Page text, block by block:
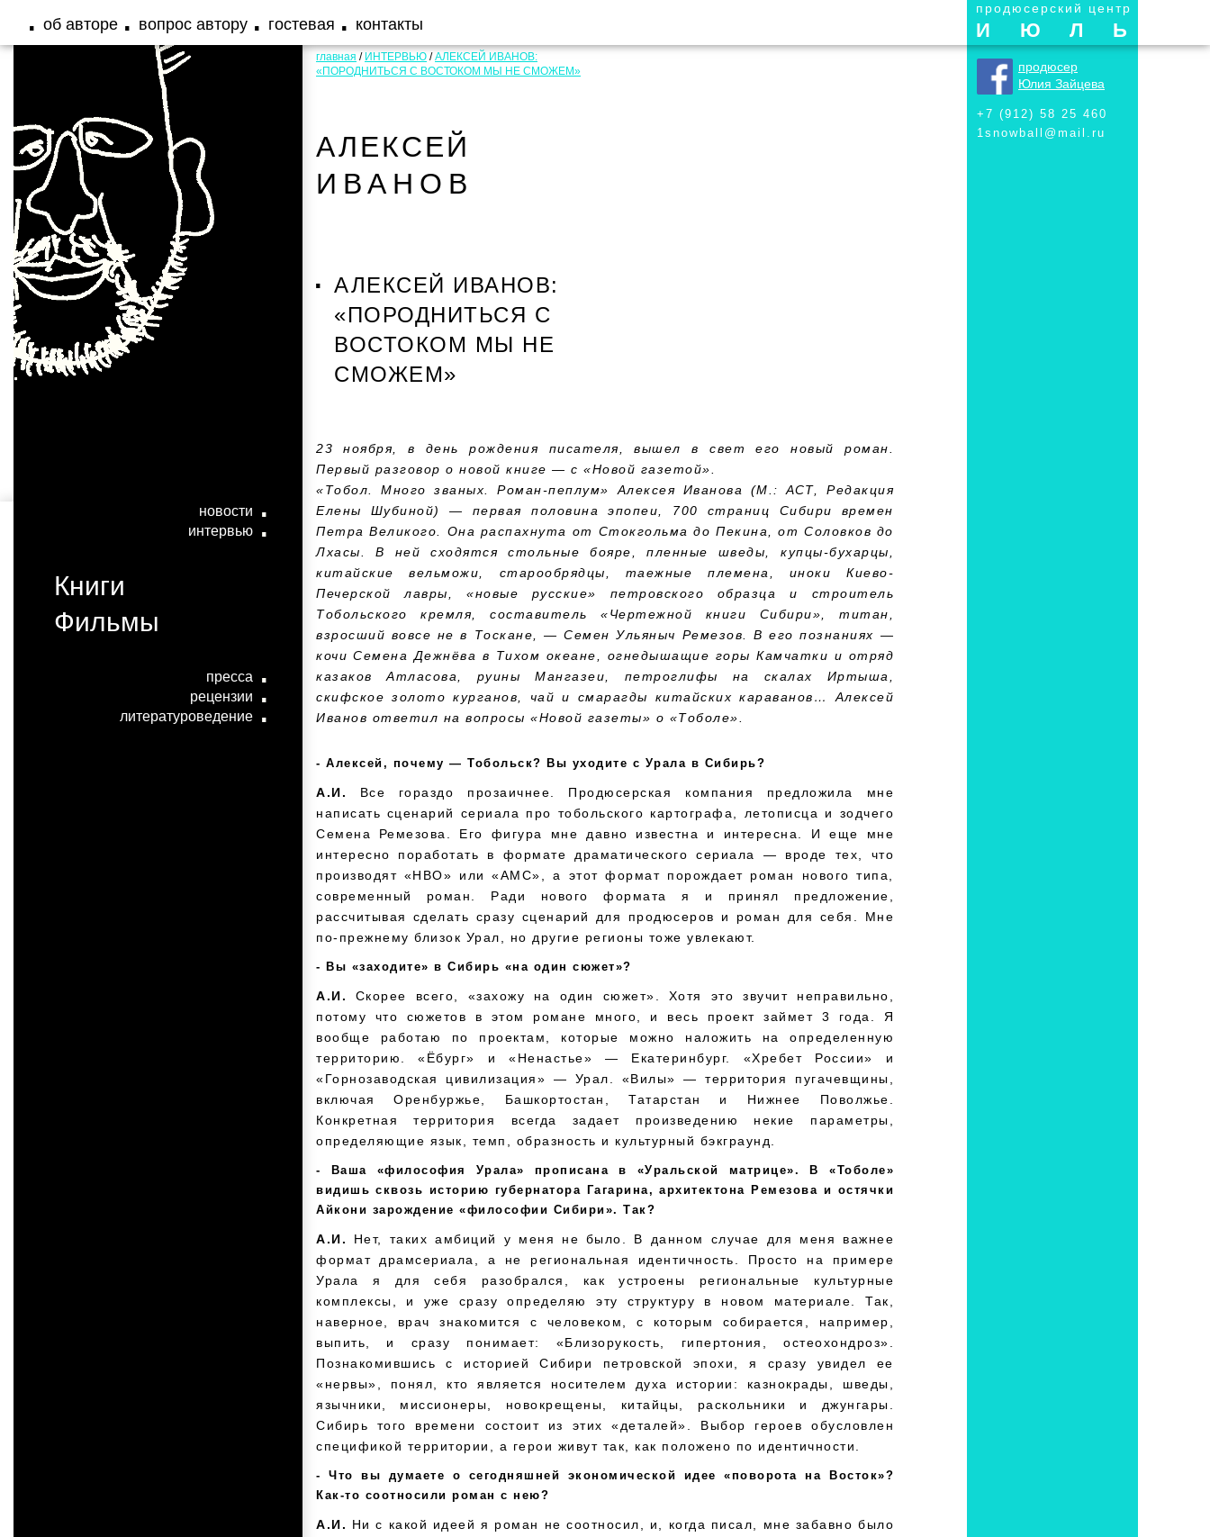
об авторе вопрос автору гостевая контакты
продюсерский центр
ИЮЛЬ
главная / ИНТЕРВЬЮ / АЛЕКСЕЙ ИВАНОВ:
«ПОРОДНИТЬСЯ С ВОСТОКОМ МЫ НЕ СМОЖЕМ»
АЛЕКСЕЙ
ИВАНОВ
АЛЕКСЕЙ ИВАНОВ:
«ПОРОДНИТЬСЯ С
ВОСТОКОМ МЫ НЕ
СМОЖЕМ»
продюсер
Юлия Зайцева
+7 (912) 58 25 460
1snowball@mail.ru
новости
интервью
Книги
Фильмы
пресса
рецензии
литературоведение
23 ноября, в день рождения писателя, вышел в свет его новый роман.
Первый разговор о новой книге — с «Новой газетой».
«Тобол. Много званых. Роман-пеплум» Алексея Иванова (М.: АСТ, Редакция
Елены Шубиной) — первая половина эпопеи, 700 страниц Сибири времен
Петра Великого. Она распахнута от Стокгольма до Пекина, от Соловков до
Лхасы. В ней сходятся стольные бояре, пленные шведы, купцы-бухарцы,
китайские вельможи, старообрядцы, таежные племена, иноки Киево-
Печерской лавры, «новые русские» петровского образца и строитель
Тобольского кремля, составитель «Чертежной книги Сибири», титан,
взросший вовсе не в Тоскане, — Семен Ульяныч Ремезов. В его познаниях —
кочи Семена Дежнёва в Тихом океане, огнедышащие горы Камчатки и отряд
казаков Атласова, руины Мангазеи, петроглифы на скалах Иртыша,
скифское золото курганов, чай и смарагды китайских караванов… Алексей
Иванов ответил на вопросы «Новой газеты» о «Тоболе».
Алексей, почему — Тобольск? Вы уходите с Урала в Сибирь?
А.И. Все гораздо прозаичнее. Продюсерская компания предложила мне
написать сценарий сериала про тобольского картографа, летописца и зодчего
Семена Ремезова. Его фигура мне давно известна и интересна. И еще мне
интересно поработать в формате драматического сериала — вроде тех, что
производят «HBO» или «AMC», а этот формат порождает роман нового типа,
современный роман. Ради нового формата я и принял предложение,
рассчитывая сделать сразу сценарий для продюсеров и роман для себя. Мне
по-прежнему близок Урал, но другие регионы тоже увлекают.
Вы «заходите» в Сибирь «на один сюжет»?
А.И. Скорее всего, «захожу на один сюжет». Хотя это звучит неправильно,
потому что сюжетов в этом романе много, и весь проект займет 3 года. Я
вообще работаю по проектам, которые можно наложить на определенную
территорию. «Ёбург» и «Ненастье» — Екатеринбург. «Хребет России» и
«Горнозаводская цивилизация» — Урал. «Вилы» — территория пугачевщины,
включая Оренбуржье, Башкортостан, Татарстан и Нижнее Поволжье.
Конкретная территория всегда задает произведению некие параметры,
определяющие язык, темп, образность и культурный бэкграунд.
Ваша «философия Урала» прописана в «Уральской матрице». В «Тоболе»
видишь сквозь историю губернатора Гагарина, архитектона Ремезова и остячки
Айкони зарождение «философии Сибири». Так?
А.И. Нет, таких амбиций у меня не было. В данном случае для меня важнее
формат драмсериала, а не региональная идентичность. Просто на примере
Урала я для себя разобрался, как устроены региональные культурные
комплексы, и уже сразу определяю эту структуру в новом материале. Так,
наверное, врач знакомится с человеком, с которым собирается, например,
выпить, и сразу понимает: «Близорукость, гипертония, остеохондроз».
Познакомившись с историей Сибири петровской эпохи, я сразу увидел ее
«нервы», понял, кто является носителем духа истории: казнокрады, шведы,
язычники, миссионеры, новокрещены, китайцы, раскольники и джунгары.
Сибирь того времени состоит из этих «деталей». Выбор героев обусловлен
спецификой территории, а герои живут так, как положено по идентичности.
Что вы думаете о сегодняшней экономической идее «поворота на Восток»?
Как-то соотносили роман с нею?
А.И. Ни с какой идеей я роман не соотносил, и, когда писал, мне забавно было